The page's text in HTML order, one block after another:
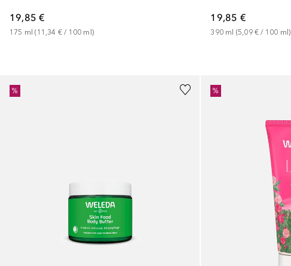
19,85 €
175 ml (11,34 € / 100 ml )
19,85 €
390 ml (5,09 € / 100 ml)
% %